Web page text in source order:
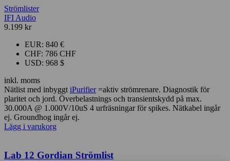
Strömlister
IFI Audio
9.199 kr
EUR: 840 €
CHF: 786 CHF
USD: 968 $
inkl. moms
Nätlist med inbyggt iPurifier=aktiv strömrenare. Diagnostik för
plaritet och jord. Överbelastnings och transientskydd på max.
30.000A @ 1.000V/10uS 4 urfräsningar för spikes. Nätkabel ingår
ej. Groundhog ingår ej.
Lägg i varukorg
Lab 12 Gordian Strömlist